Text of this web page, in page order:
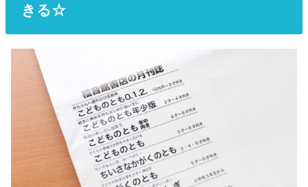
きる☆